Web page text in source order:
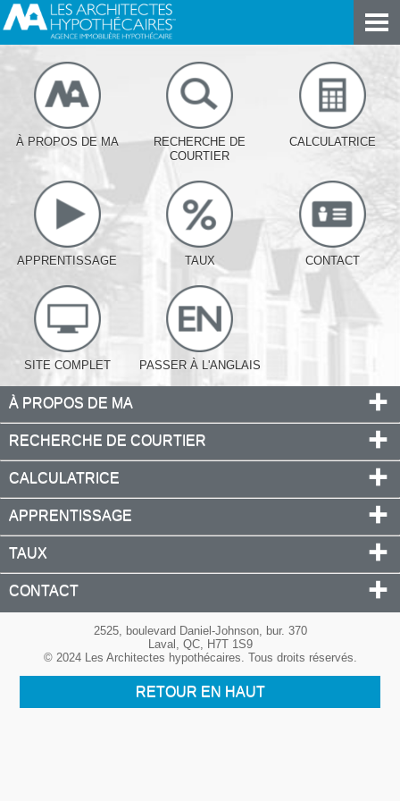
À PROPOS DE MA
RECHERCHE DE
COURTIER
CALCULATRICE
APPRENTISSAGE TAUX CONTACT
SITE COMPLET PASSER À L'ANGLAIS
À PROPOS DE MA
RECHERCHE DE COURTIER
CALCULATRICE
APPRENTISSAGE
TAUX
CONTACT
2525, boulevard Daniel-Johnson, bur. 370
Laval, QC, H7T 1S9
© 2024 Les Architectes hypothécaires. Tous droits réservés.
RETOUR EN HAUT